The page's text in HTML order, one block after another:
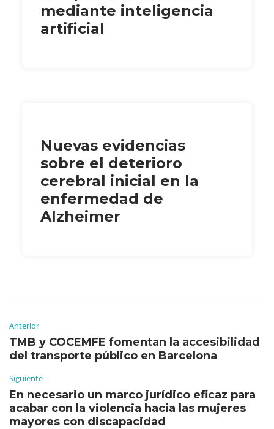
mediante inteligencia
artificial
Nuevas evidencias
sobre el deterioro
cerebral inicial en la
enfermedad de
Alzheimer
Anterior
TMB y COCEMFE fomentan la accesibilidad
del transporte público en Barcelona
Siguiente
En necesario un marco jurídico eficaz para
acabar con la violencia hacia las mujeres
mayores con discapacidad